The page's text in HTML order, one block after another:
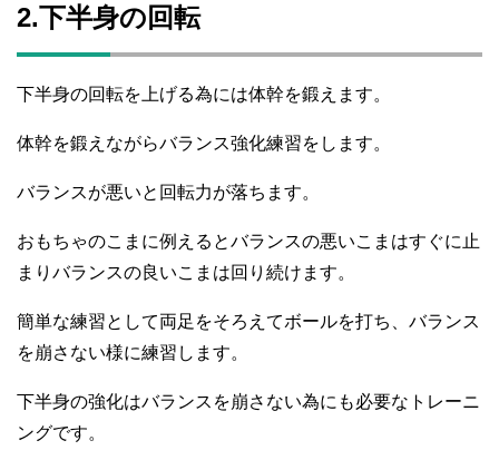
2.下半身の回転
下半身の回転を上げる為には体幹を鍛えます。
体幹を鍛えながらバランス強化練習をします。
バランスが悪いと回転力が落ちます。
おもちゃのこまに例えるとバランスの悪いこまはすぐに止
まりバランスの良いこまは回り続けます。
簡単な練習として両足をそろえてボールを打ち、バランス
を崩さない様に練習します。
下半身の強化はバランスを崩さない為にも必要なトレーニ
ングです。